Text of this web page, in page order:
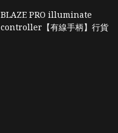
BLAZE PRO illuminate
controller【有線手柄】行貨